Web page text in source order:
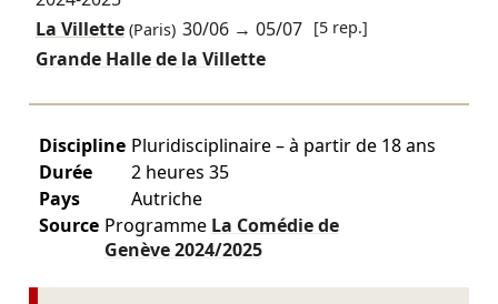
La Villette(Paris) 30/06 →05/07 [5 rep.]
Grande Halle de la Villette
Discipline Pluridisciplinaire – à partir de 18 ans
Durée
2 heures 35
Pays
Autriche
Source Programme La Comédie de
Genève2024/2025